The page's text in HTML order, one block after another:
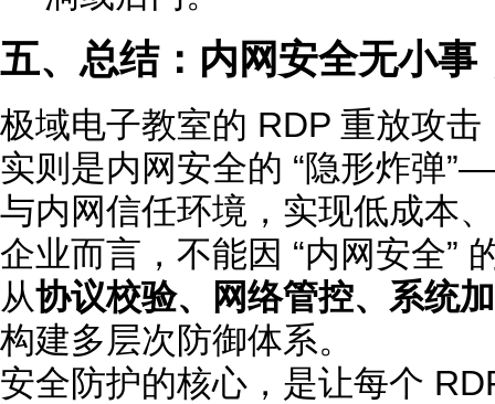
五、总结：内网安全无小事
极域电子教室的 RDP 重放攻
实则是内网安全的 “隐形炸弹
与内网信任环境，实现低成本
企业而言，不能因 “内网安全”
从协议校验、网络管控、系统
构建多层次防御体系。
安全防护的核心，是让每个